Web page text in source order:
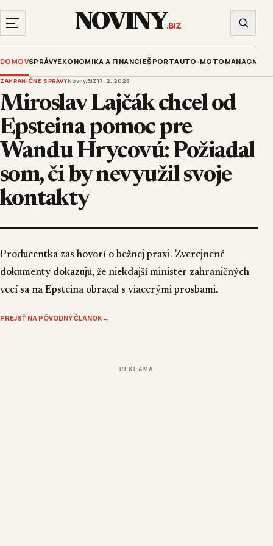
NOVINY.BIZ
DOMOVSPRÁVYEKONOMIKA A FINANCIEŠPORTAUTO-MOTO
ZAHRANIČNÉ SPRÁVYNovny.BIZ17. 2. 2026
Miroslav Lajčák chcel od
Epsteina pomoc pre
Wandu Hrycovú: Požiadal
som, či by nevyužil svoje
kontakty
Producentka zas hovorí o bežnej praxi. Zverejnené
dokumenty dokazujú, že niekdajší minister zahraničných
vecí sa na Epsteina obracal s viacerými prosbami.
PREJSŤ NA PÔVODNÝ ČLÁNOK →
REKLAMA